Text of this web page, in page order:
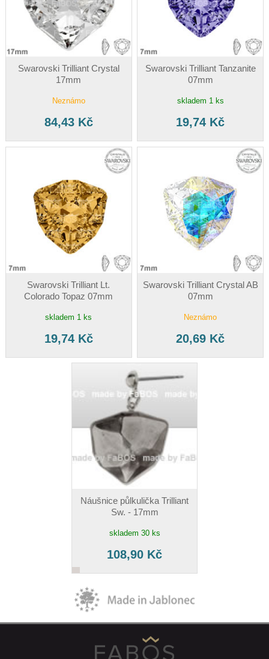
Swarovski Trilliant Crystal
17mm
Neznámo
84,43 Kč
Swarovski Trilliant Tanzanite
07mm
skladem 1 ks
19,74 Kč
Swarovski Trilliant Lt.
Colorado Topaz 07mm
skladem 1 ks
19,74 Kč
Swarovski Trilliant Crystal AB
07mm
Neznámo
20,69 Kč
Náušnice půlkulička Trilliant
Sw. - 17mm
skladem 30 ks
108,90 Kč